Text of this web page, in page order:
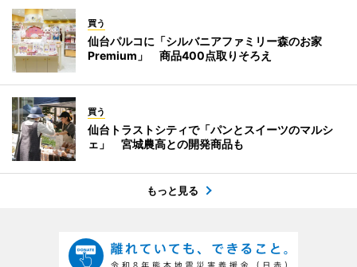
買う
仙台パルコに「シルバニアファミリー森のお家
Premium」 商品400点取りそろえ
買う
仙台トラストシティで「パンとスイーツのマルシ
ェ」 宮城農高との開発商品も
もっと見る